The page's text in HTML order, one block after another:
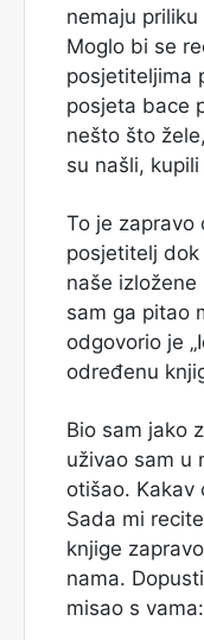
nemaju
Moglo bi se
posjetiteljima
posjeta bace
nešto što
su našli,
To je zapravo
posjetitelj
naše izložene
sam ga pitao
odgovorio je
određenu
Bio sam jako
uživao sam u
otišao. Kakav
Sada mi
knjige
nama.
misao s vama: